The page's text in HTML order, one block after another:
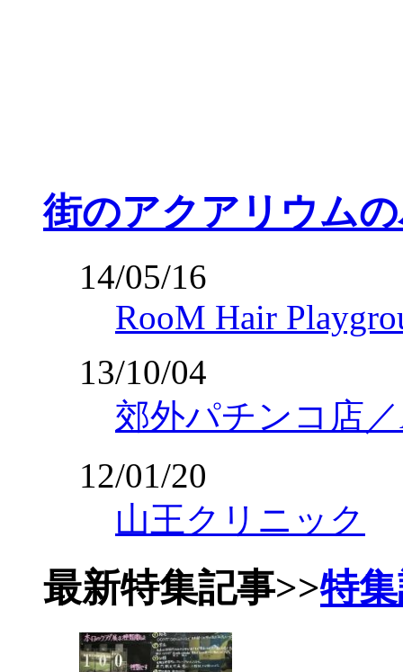
街のアクアリウム
14/05/16
RooM Hair
13/10/04
郊外パチンコ店／
12/01/20
山王クリニック
最新特集記事>>特